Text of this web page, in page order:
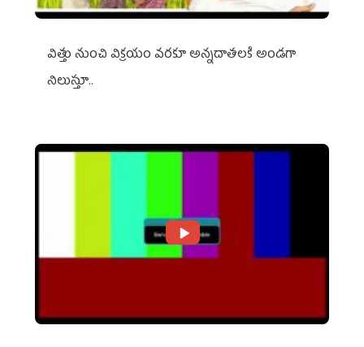
విత్తు నుంచి విక్రయం వరకూ అన్నదాతలకి అండగా
నిలుస్తూ..